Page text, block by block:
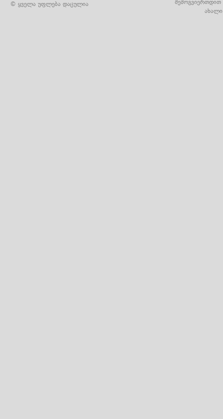
© ყველა უფლება დაცულია
შემოგვიერთდით
ახალი